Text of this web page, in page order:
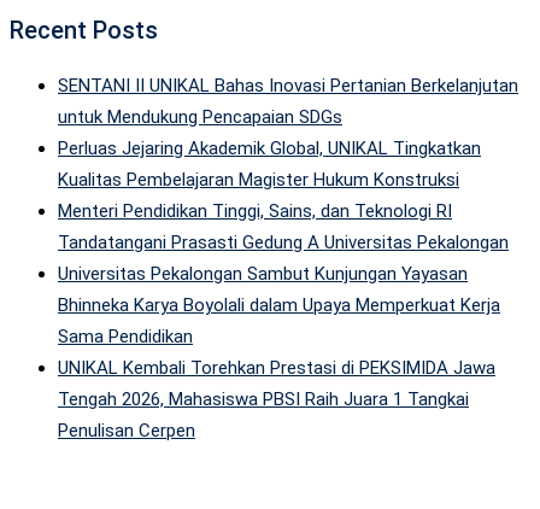
Recent Posts
SENTANI II UNIKAL Bahas Inovasi Pertanian Berkelanjutan
untuk Mendukung Pencapaian SDGs
Perluas Jejaring Akademik Global, UNIKAL Tingkatkan
Kualitas Pembelajaran Magister Hukum Konstruksi
Menteri Pendidikan Tinggi, Sains, dan Teknologi RI
Tandatangani Prasasti Gedung A Universitas Pekalongan
Universitas Pekalongan Sambut Kunjungan Yayasan
Bhinneka Karya Boyolali dalam Upaya Memperkuat Kerja
Sama Pendidikan
UNIKAL Kembali Torehkan Prestasi di PEKSIMIDA Jawa
Tengah 2026, Mahasiswa PBSI Raih Juara 1 Tangkai
Penulisan Cerpen